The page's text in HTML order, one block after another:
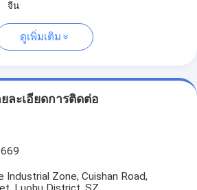
จีน
ดูเพิ่มเติม
ยละเอียดการติดต่อ
Industrial Zone, Cuishan Road,